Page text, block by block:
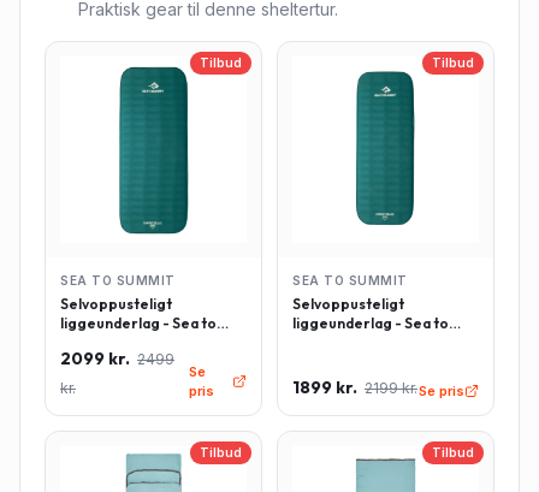
Praktisk gear til denne sheltertur.
Tilbud
SEA TO SUMMIT
Selvoppusteligt
liggeunderlag - Sea to
Rektangulær - Large -
Grøn
2099 kr. 2499
kr.
Se
pris
Tilbud
SEA TO SUMMIT
Selvoppusteligt
liggeunderlag - Sea to
Grøn
1899 kr. 2199 kr.Se pris
Tilbud Tilbud